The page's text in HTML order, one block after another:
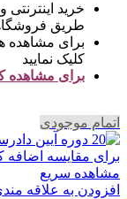
خرید
طریق
برای مشاهده
کلیک نمایید
برای مشاهده
اتمام موجودی
برای مقایسه اضافه
مشاهده سریع
افزودن به علاقه